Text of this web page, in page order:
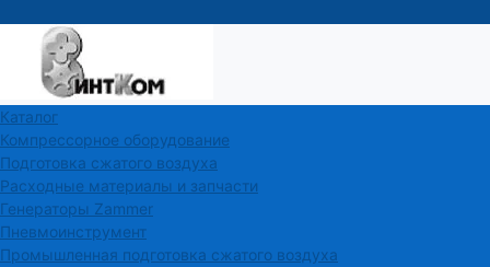
Каталог
Компрессорное оборудование
Подготовка сжатого воздуха
Расходные материалы и запчасти
Генераторы Zammer
Пневмоинструмент
Промышленная подготовка сжатого воздуха